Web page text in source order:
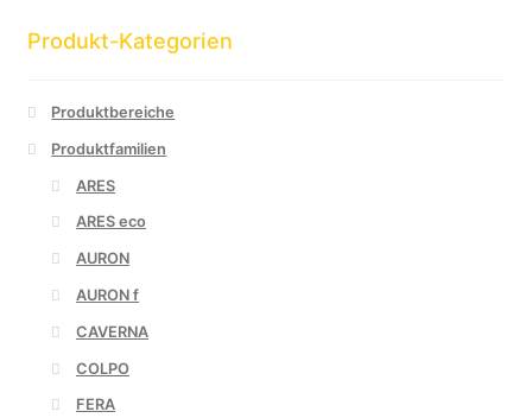
Produkt-Kategorien
Produktbereiche
Produktfamilien
ARES
ARES eco
AURON
AURON f
CAVERNA
COLPO
FERA